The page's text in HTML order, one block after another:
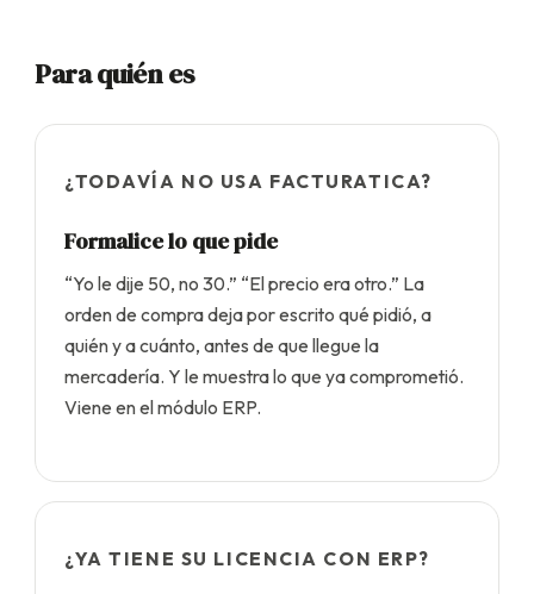
Para quién es
¿TODAVÍA NO USA FACTURATICA?
Formalice lo que pide
“Yo le dije 50, no 30.” “El precio era otro.” La
orden de compra deja por escrito qué pidió, a
quién y a cuánto, antes de que llegue la
mercadería. Y le muestra lo que ya comprometió.
Viene en el módulo ERP.
¿YA TIENE SU LICENCIA CON ERP?